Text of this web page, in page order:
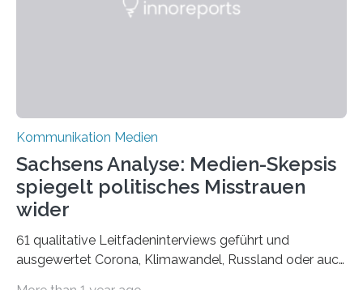
hat am Fachbereich Gestaltung der Hochschule
Kommunikation Medien
Sachsens Analyse: Medien-Skepsis
spiegelt politisches Misstrauen
wider
61 qualitative Leitfadeninterviews geführt und
ausgewertet Corona, Klimawandel, Russland oder auch